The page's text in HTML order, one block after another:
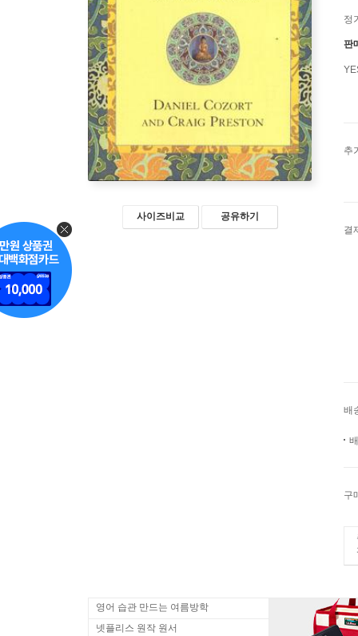
사이즈비교 공유하기
정
판
추
결
배
구
영어 습관 만드는 여름방학
넷플리스 원작 원서